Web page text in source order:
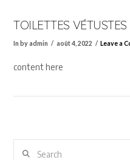
TOILETTES VÉTUSTES
In by admin août 4, 2022 Leave a
content here